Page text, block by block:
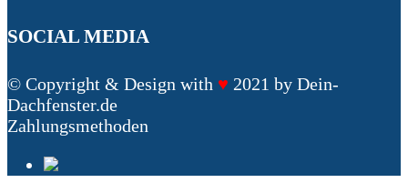
SOCIAL MEDIA
© Copyright & Design with ♥ 2021 by Dein-
Dachfenster.de
Zahlungsmethoden